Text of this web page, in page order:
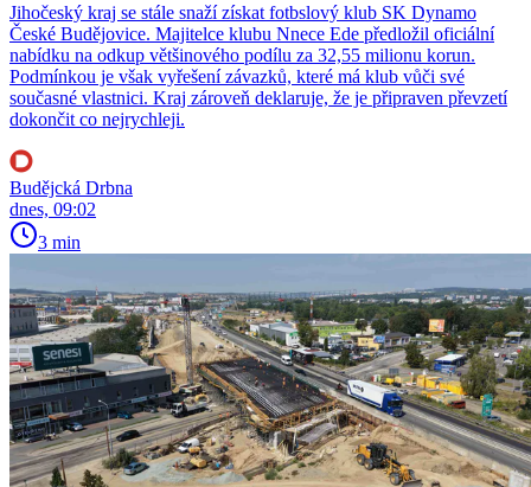
Jihočeský kraj se stále snaží získat fotbslový klub SK Dynamo
České Budějovice. Majitelce klubu Nnece Ede předložil oficiální
nabídku na odkup většinového podílu za 32,55 milionu korun.
Podmínkou je však vyřešení závazků, které má klub vůči své
současné vlastnici. Kraj zároveň deklaruje, že je připraven převzetí
dokončit co nejrychleji.
Budějcká Drbna
dnes, 09:02
3 min